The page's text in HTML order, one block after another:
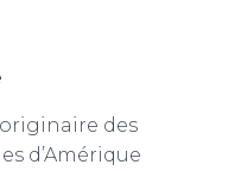
des
d’Amérique